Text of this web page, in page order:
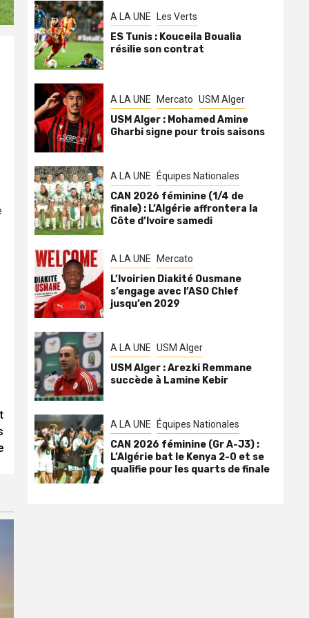
A LA UNE Les Verts
ES Tunis : Kouceila Boualia
résilie son contrat
A LA UNE Mercato USM Alger
USM Alger : Mohamed Amine
Gharbi signe pour trois saisons
A LA UNE Équipes Nationales
CAN 2026 féminine (1/4 de
finale) : L’Algérie affrontera la
Côte d’Ivoire samedi
A LA UNE Mercato
L’Ivoirien Diakité Ousmane
s’engage avec l’ASO Chlef
jusqu’en 2029
A LA UNE USM Alger
USM Alger : Arezki Remmane
succède à Lamine Kebir
A LA UNE Équipes Nationales
CAN 2026 féminine (Gr A-J3) :
L’Algérie bat le Kenya 2-0 et se
qualifie pour les quarts de finale